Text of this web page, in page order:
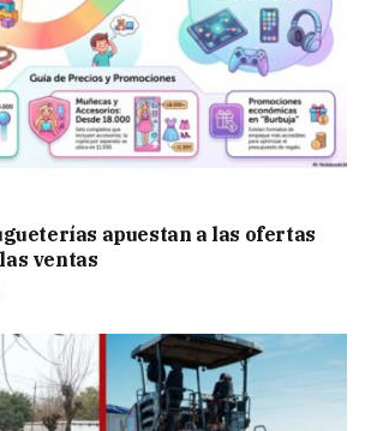
apuestan a las ofertas
ventas